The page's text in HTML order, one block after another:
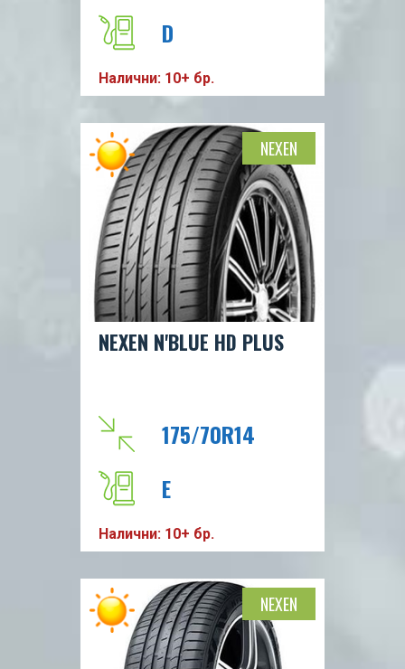
D
B
71db
V
91
Налични: 10+ бр.
NEXEN N'BLUE HD PLUS
175/70R14
E
B
70 - 2
T
Налични: 10+ бр.
NEXEN
NEXEN